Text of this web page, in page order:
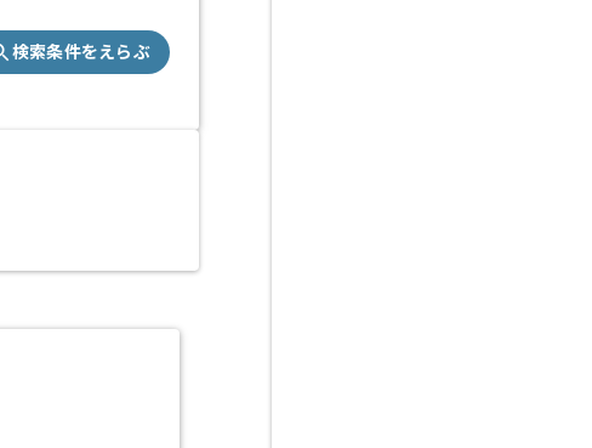
検索条件をえらぶ